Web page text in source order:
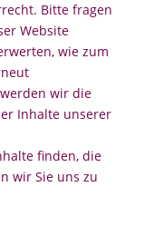
Bitte fragen
Website
wie zum
wir die
Inhalte unserer
finden, die
wir Sie uns zu